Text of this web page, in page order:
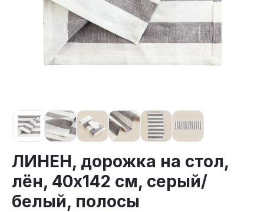
ЛИНЕН, дорожка на стол,
лён, 40х142 см, серый/
белый, полосы